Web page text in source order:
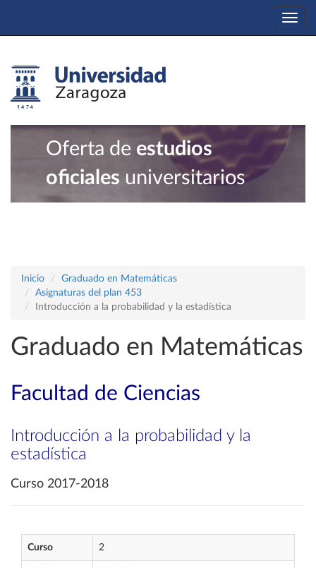
Oferta de estudios
oficiales universitarios
Inicio
Graduado en Matemáticas
Asignaturas del plan 453
Introducción a la probabilidad y la estadística
Graduado en Matemáticas
Facultad de Ciencias
Introducción a la probabilidad y la
estadística
Curso 2017-2018
Curso 2